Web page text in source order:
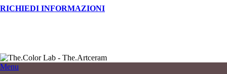
RICHIEDI INFORMAZIONI
Menu